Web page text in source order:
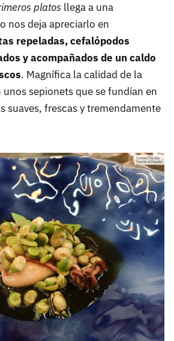
platos llega a una
nos deja apreciarlo en
repeladas, cefalópodos
y acompañados de un caldo
. Magnífica la calidad de la
sepionets que se fundían en
suaves, frescas y tremendamente